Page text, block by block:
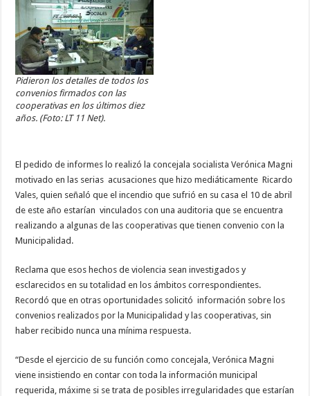
Pidieron los detalles de todos los
convenios firmados con las
cooperativas en los últimos diez
años. (Foto: LT 11 Net).
El pedido de informes lo realizó la concejala socialista Verónica Magni
motivado en las serias acusaciones que hizo mediáticamente Ricardo
Vales, quien señaló que el incendio que sufrió en su casa el 10 de abril
de este año estarían vinculados con una auditoria que se encuentra
realizando a algunas de las cooperativas que tienen convenio con la
Municipalidad.
Reclama que esos hechos de violencia sean investigados y
esclarecidos en su totalidad en los ámbitos correspondientes.
Recordó que en otras oportunidades solicitó información sobre los
convenios realizados por la Municipalidad y las cooperativas, sin
haber recibido nunca una mínima respuesta.
“Desde el ejercicio de su función como concejala, Verónica Magni
viene insistiendo en contar con toda la información municipal
requerida, máxime si se trata de posibles irregularidades que estarían